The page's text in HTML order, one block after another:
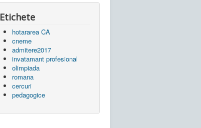
Etichete
hotararea CA
cneme
admitere2017
invatamant profesional
olimpiada
romana
cercuri
pedagogice